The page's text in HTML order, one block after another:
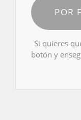
POR
Si quieres
botón y